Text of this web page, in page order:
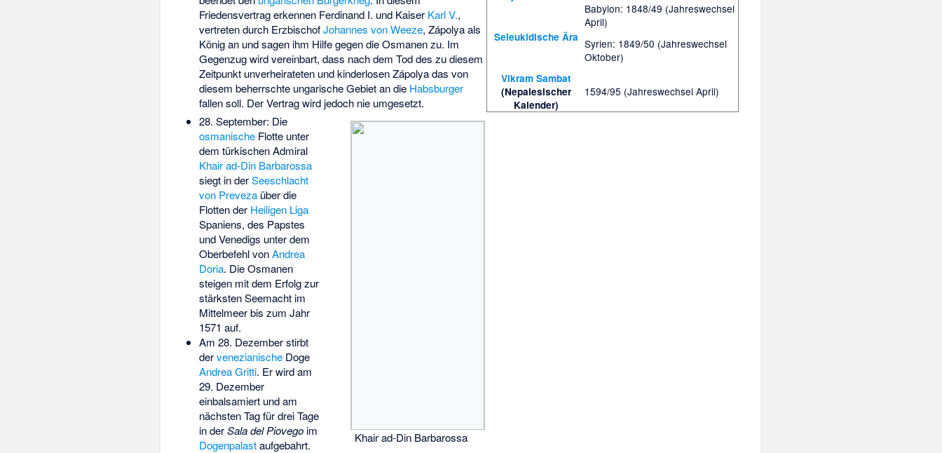
Seleukidische Ära
Babylon: 1848/49 (Jahreswechsel
April)
Syrien: 1849/50 (Jahreswechsel
Oktober)
Vikram Sambat
(Nepalesischer
Kalender)
1594/95 (Jahreswechsel April)
Friedensvertrag erkennen Ferdinand I. und Kaiser Karl V.,
vertreten durch ErzbischofJohannes von Weeze, Zápolya als
König an und sagen ihm Hilfe gegen die Osmanen zu. Im
Gegenzug wird vereinbart, dass nach dem Tod des zu diesem
Zeitpunkt unverheirateten und kinderlosen Zápolya das von
diesem beherrschte ungarische Gebiet an die Habsburger
fallen soll. Der Vertrag wird jedoch nie umgesetzt.
Khair ad-Din Barbarossa
28. September: Die
osmanischeFlotte unter
dem türkischen Admiral
Khair ad-Din Barbarossa
siegt in derSeeschlacht
von Prevezaüber die
Flotten der Heiligen Liga
Spaniens, des Papstes
und Venedigs unter dem
Oberbefehl vonAndrea
Doria. Die Osmanen
steigen mit dem Erfolg zur
stärksten Seemacht im
Mittelmeer bis zum Jahr
1571 auf.
Am 28. Dezember stirbt
dervenezianischeDoge
Andrea Gritti. Er wird am
29. Dezember
einbalsamiert und am
nächsten Tag für drei Tage
in derSala del Piovegoim
Dogenpalastaufgebahrt.